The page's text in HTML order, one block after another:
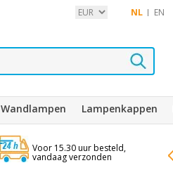
NL EN
Wandlampen Lampenkappen
Voor 15.30 uur besteld,
vandaag verzonden